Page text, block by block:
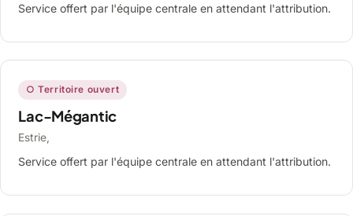
Service offert par l'équipe centrale en attendant l'attribution.
○ Territoire ouvert
Lac-Mégantic
Estrie,
Service offert par l'équipe centrale en attendant l'attribution.